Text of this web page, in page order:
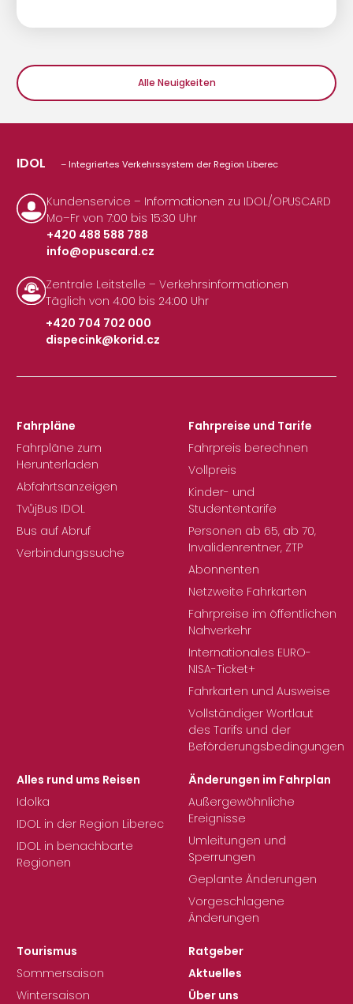
Alle Neuigkeiten
IDOL – Integriertes Verkehrssystem der Region Liberec
Kundenservice – Informationen zu IDOL/OPUSCARD
Mo–Fr von 7:00 bis 15:30 Uhr
+420 488 588 788
|
info@opuscard.cz
Zentrale Leitstelle – Verkehrsinformationen
Täglich von 4:00 bis 24:00 Uhr
+420 704 702 000
|
dispecink@korid.cz
Fahrpläne
Fahrpläne zum
Herunterladen
Abfahrtsanzeigen
TvůjBus IDOL
Bus auf Abruf
Verbindungssuche
Fahrpreise und Tarife
Fahrpreis berechnen
Vollpreis
Kinder- und
Studententarife
Personen ab 65, ab 70,
Invalidenrentner, ZTP
Abonnenten
Netzweite Fahrkarten
Fahrpreise im öffentlichen
Nahverkehr
Internationales EURO-
NISA-Ticket+
Fahrkarten und Ausweise
Vollständiger Wortlaut
des Tarifs und der
Beförderungsbedingungen
Alles rund ums Reisen
Idolka
IDOL in der Region Liberec
IDOL in benachbarte
Regionen
Änderungen im Fahrplan
Außergewöhnliche
Ereignisse
Umleitungen und
Sperrungen
Geplante Änderungen
Vorgeschlagene
Änderungen
Tourismus
Sommersaison
Wintersaison
Ratgeber
Aktuelles
Über uns